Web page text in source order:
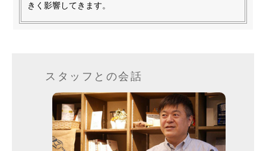
きく影響してきます。
スタッフとの会話